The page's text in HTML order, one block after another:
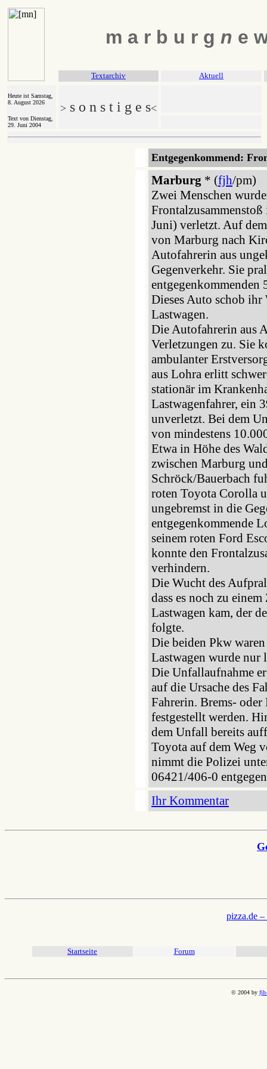
m a r b u r g n e
Textarchiv Aktuell
Heute ist Samstag,
8. August 2026
Text von Dienstag,
29. Juni 2004
> s o n s t i g e s<
Entgegenkommend:
Marburg * (fjh/pm)
Zwei Menschen
Juni) verletzt. Auf
von Marburg nach
Autofahrerin aus
Gegenverkehr. Sie
entgegenkommenden
Dieses Auto schob ihr
Lastwagen.
Die Autofahrerin aus
Verletzungen zu. Sie
ambulanter
aus Lohra erlitt
stationär im
Lastwagenfahrer, ein
unverletzt. Bei dem
von mindestens
Etwa in Höhe des
zwischen Marburg
Schröck/Bauerbach
roten Toyota Corolla
ungebremst in die
entgegenkommende
seinem roten Ford
konnte den
verhindern.
Die Wucht des
dass es noch zu
Lastwagen kam, der
folgte.
Die beiden Pkw
Lastwagen wurde nur
Die Unfallaufnahme
auf die Ursache des
Fahrerin. Brems-
festgestellt werden.
dem Unfall bereits
Toyota auf dem Weg
nimmt die Polizei
06421/406-0 entgegen
Ihr Kommentar
pizza.de
Startseite Forum
© 2004 by